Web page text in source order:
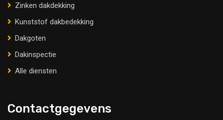
Zinken dakdekking
Kunststof dakbedekking
Dakgoten
Dakinspectie
Alle diensten
Contactgegevens